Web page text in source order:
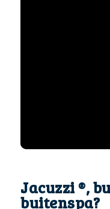
Jacuzzi ®,
buitenspa?